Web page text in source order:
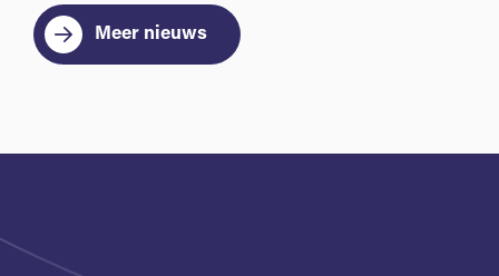
Meer nieuws